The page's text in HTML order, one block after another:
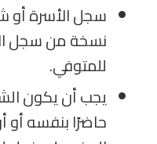
سجل الأسرة أو
نسخة من سجل
للمتوفي.
يجب أن يكون
حاضرًا بنفسه